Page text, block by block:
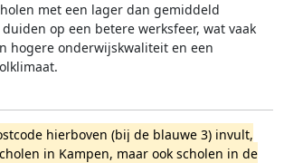
met een lager dan gemiddeld
op een betere werksfeer, wat vaak
hogere onderwijskwaliteit en een
hierboven (bij de blauwe 3) invult,
in Kampen, maar ook scholen in de